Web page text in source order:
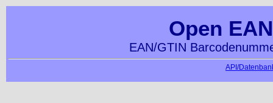
Open
EAN/GTIN
API/